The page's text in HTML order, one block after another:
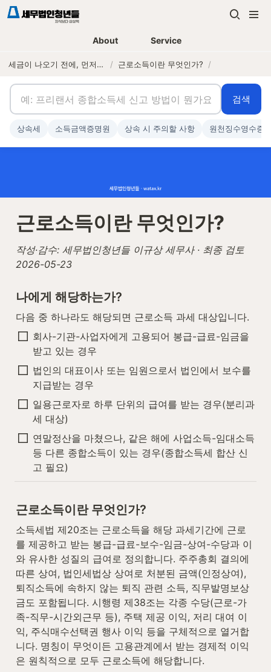
About Service
세금이 나오기 전에, 먼저 연락하는 세무법인 / 근로소득이란 무엇인가? /
근로소득이란 무엇인가?
작성·감수: 세무법인청년들 이규상 세무사 · 최종 검토
2026-05-23
나에게 해당하는가?
다음 중 하나라도 해당되면 근로소득 과세 대상입니다.
회사-기관-사업자에게 고용되어 봉급-급료-임금을
받고 있는 경우
법인의 대표이사 또는 임원으로서 법인에서 보수를
지급받는 경우
일용근로자로 하루 단위의 급여를 받는 경우(분리과
세 대상)
연말정산을 마쳤으나, 같은 해에 사업소득-임대소득
등 다른 종합소득이 있는 경우(종합소득세 합산 신
고 필요)
근로소득이란 무엇인가?
소득세법 제20조는 근로소득을 해당 과세기간에 근로
를 제공하고 받는 봉급-급료-보수-임금-상여-수당과 이
와 유사한 성질의 급여로 정의합니다. 주주총회 결의에
따른 상여, 법인세법상 상여로 처분된 금액(인정상여),
퇴직소득에 속하지 않는 퇴직 관련 소득, 직무발명보상
금도 포함됩니다. 시행령 제38조는 각종 수당(근로-가
족-직무-시간외근무 등), 주택 제공 이익, 저리 대여 이
익, 주식매수선택권 행사 이익 등을 구체적으로 열거합
니다. 명칭이 무엇이든 고용관계에서 받는 경제적 이익
은 원칙적으로 모두 근로소득에 해당합니다.
검색
상속세 소득금액증명원 상속 시 주의할 사항 원천징수영수증